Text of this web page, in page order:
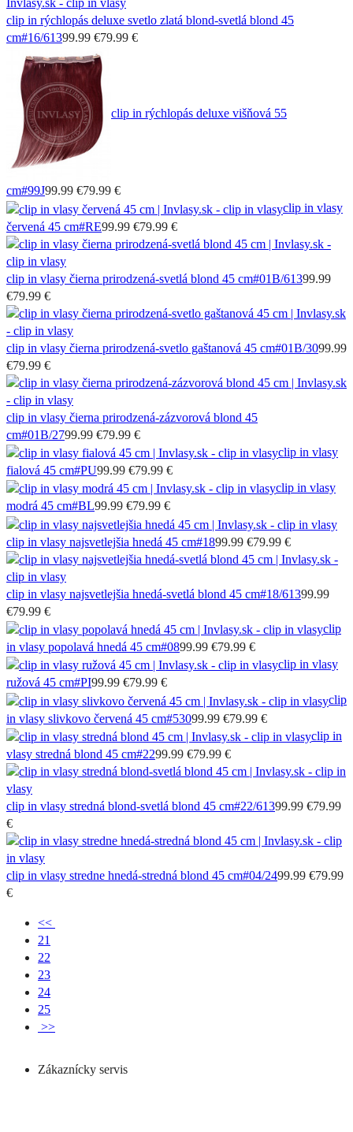
clip in rýchlopás deluxe svetlo zlatá blond-svetlá blond 45
cm#16/61399.99 €79.99 €
clip in rýchlopás deluxe višňová 55
cm#99J99.99 €79.99 €
clip in vlasy
červená 45 cm#RE99.99 €79.99 €
clip in vlasy čierna prirodzená-svetlá blond 45 cm#01B/61399.99
€79.99 €
clip in vlasy čierna prirodzená-svetlo gaštanová 45 cm#01B/3099.99
€79.99 €
clip in vlasy čierna prirodzená-zázvorová blond 45
cm#01B/2799.99 €79.99 €
clip in vlasy
fialová 45 cm#PU99.99 €79.99 €
clip in vlasy
modrá 45 cm#BL99.99 €79.99 €
clip in vlasy najsvetlejšia hnedá 45 cm#1899.99 €79.99 €
clip in vlasy najsvetlejšia hnedá-svetlá blond 45 cm#18/61399.99
€79.99 €
clip
in vlasy popolavá hnedá 45 cm#0899.99 €79.99 €
clip in vlasy
ružová 45 cm#PI99.99 €79.99 €
clip
in vlasy slivkovo červená 45 cm#53099.99 €79.99 €
clip in
vlasy stredná blond 45 cm#2299.99 €79.99 €
clip in vlasy stredná blond-svetlá blond 45 cm#22/61399.99 €79.99
€
clip in vlasy stredne hnedá-stredná blond 45 cm#04/2499.99 €79.99
€
<<
21
22
23
24
25
>>
Zákaznícky servis